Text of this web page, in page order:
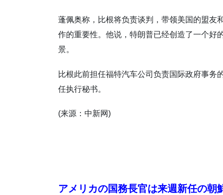
蓬佩奥称，比根将负责谈判，带领美国的盟友
作的重要性。他说，特朗普已经创造了一个好
景。
比根此前担任福特汽车公司负责国际政府事务
任执行秘书。
(来源：中新网)
アメリカの国務長官は来週新任の朝